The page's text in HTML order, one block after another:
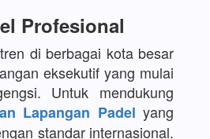
Profesional
di berbagai kota besar
eksekutif yang mulai
Untuk mendukung
Lapangan Padel yang
standar internasional.